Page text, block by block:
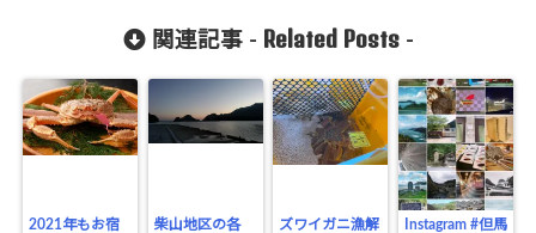
関連記事 - Related Posts-
2021年もお宿
柴山地区の各
ズワイガニ漁解
Instagram #但馬